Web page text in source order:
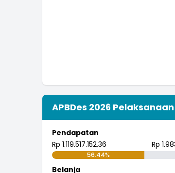
APBDes 2026 Pelaksanaan
Pendapatan
Rp 1.119.517.152,36
Rp
56.44%
Belanja